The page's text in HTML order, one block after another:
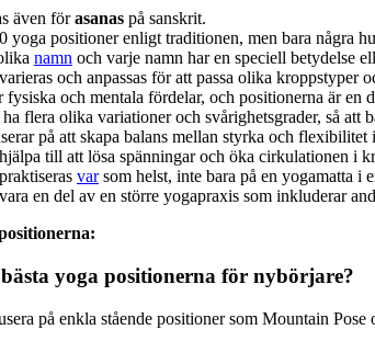
även förasanas på sanskrit.
yoga positioner enligt traditionen, men bara några
namn och varje namn har en speciell betydelse
och anpassas för att passa olika kroppstyper
fysiska och mentala fördelar, och positionerna är en
flera olika variationer och svårighetsgrader, så att
på att skapa balans mellan styrka och flexibilitet
till att lösa spänningar och öka cirkulationen i
varsom helst, inte bara på en yogamatta i
en del av en större yogapraxis som inkluderar
yoga positionerna för nybörjare?
på enkla stående positioner som Mountain